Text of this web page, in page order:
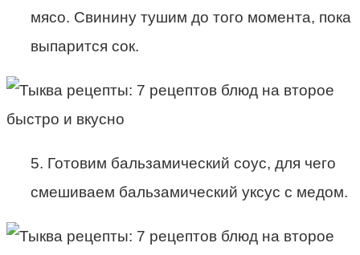
мясо. Свинину тушим до того момента, пока
выпарится сок.
5. Готовим бальзамический соус, для чего
смешиваем бальзамический уксус с медом.